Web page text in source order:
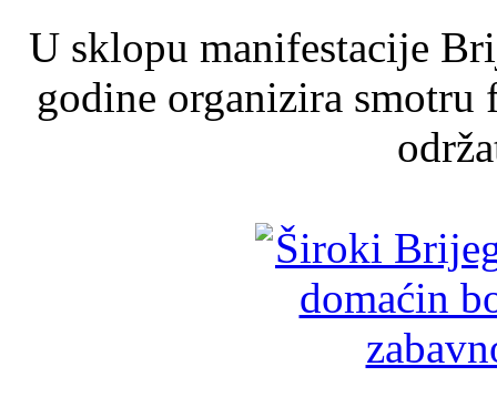
U sklopu manifestacije
godine organizira